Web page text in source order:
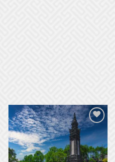
Add to
wishlist